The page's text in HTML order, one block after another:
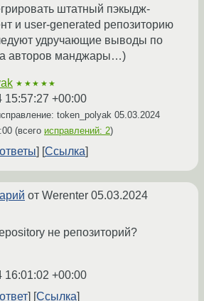
штатный пэкыдж-
и user-generated репозиторию
удручающие выводы по
авторов манджары…)
★★★★★
15:57:27 +00:00
token_polyak 05.03.2024
(всего исправлений: 2)
Ссылка
от Werenter 05.03.2024
не репозиторий?
16:01:02 +00:00
Ссылка